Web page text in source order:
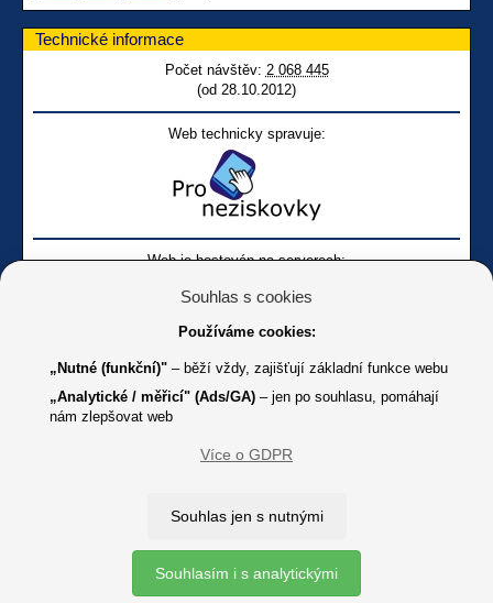
Technické informace
Počet návštěv: 2 068 445
(od 28.10.2012)
Web technicky spravuje:
Web je hostován na serverech:
Online
Youtube SONS
K jakémukoliv užití textů a obrázků uvedených na tomto serveru je
Copyright © 2012 - 2026 SONS ČR, z. s.
Ochrana osobních údajů (GDPR)
Souhlas s cookies
Používáme cookies:
„Nutné (funkční)" – běží vždy, zajišťují základní funkce webu
„Analytické / měřicí" (Ads/GA) – jen po souhlasu, pomáhají
nám zlepšovat web
Více o GDPR
Souhlas jen s nutnými
Souhlasím i s analytickými